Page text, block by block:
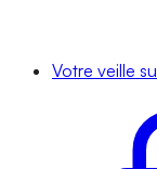
Votre veille